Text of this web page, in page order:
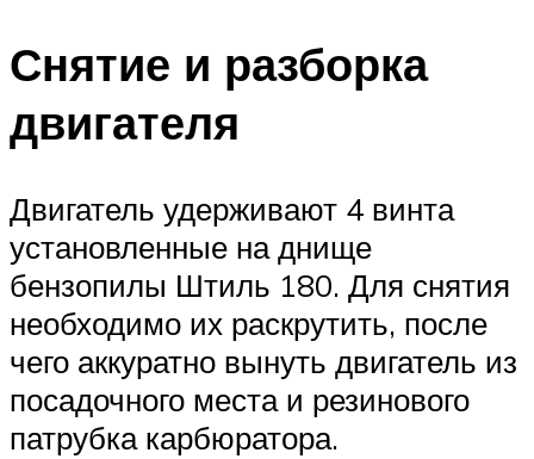
Снятие и разборка
двигателя
Двигатель удерживают 4 винта
установленные на днище
бензопилы Штиль 180. Для снятия
необходимо их раскрутить, после
чего аккуратно вынуть двигатель из
посадочного места и резинового
патрубка карбюратора.